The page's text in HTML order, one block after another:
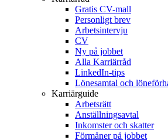
Gratis CV-mall
Personligt brev
Arbetsintervju
CV
Ny på jobbet
Alla Karriärråd
LinkedIn-tips
Lönesamtal och
Karriärguide
Arbetsrätt
Anställningsavtal
Inkomster och skatter
Förmåner på jobbet